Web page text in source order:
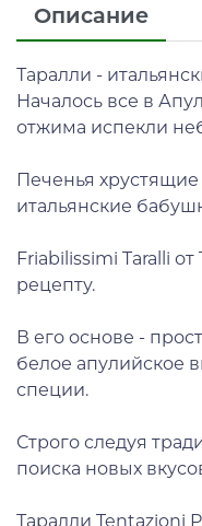
Описание
Таралли -
Началось все в
отжима испекли
Печенья
итальянские
Friabilissimi Taralli
рецепту.
В его основе -
белое апулийское
специи.
Строго следуя
поиска новых
Таралли Tentazioni